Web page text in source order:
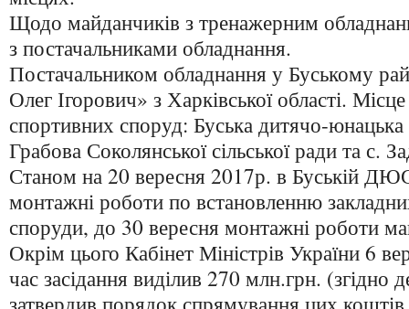
Щодо майданчиків з тренажерним
з постачальниками обладнання.
Постачальником обладнання у Буському
Олег Ігорович» з Харківської області.
спортивних споруд: Буська дитячо-
Грабова Соколянської сільської ради та с.
Станом на 20 вересня 2017р. в Буській
монтажні роботи по встановленню
споруди, до 30 вересня монтажні роботи
Окрім цього Кабінет Міністрів України 6
час засідання виділив 270 млн.грн.